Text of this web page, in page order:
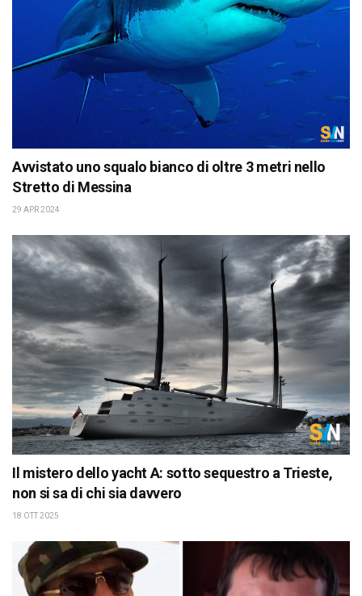
Avvistato uno squalo bianco di oltre 3 metri nello
Stretto di Messina
29 APR 2024
Il mistero dello yacht A: sotto sequestro a Trieste,
non si sa di chi sia davvero
18 OTT 2025